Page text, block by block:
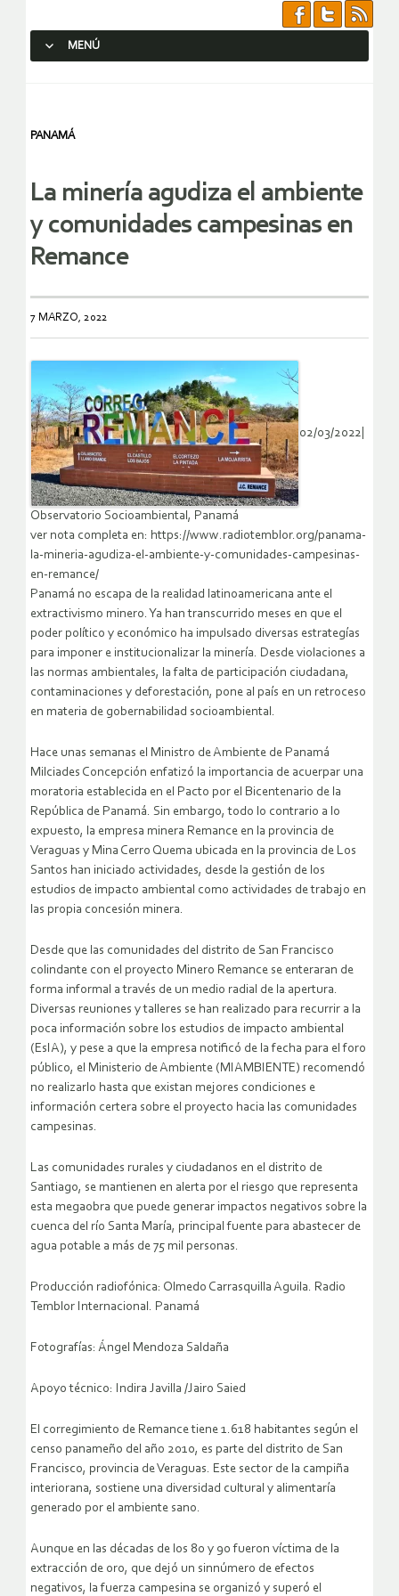
MENÚ
PANAMÁ
La minería agudiza el ambiente
y comunidades campesinas en
Remance
7 MARZO, 2022
02/03/2022|
Observatorio Socioambiental, Panamá
ver nota completa en: https://www.radiotemblor.org/panama-
la-mineria-agudiza-el-ambiente-y-comunidades-campesinas-
en-remance/
Panamá no escapa de la realidad latinoamericana ante el
extractivismo minero. Ya han transcurrido meses en que el
poder político y económico ha impulsado diversas estrategías
para imponer e institucionalizar la minería. Desde violaciones a
las normas ambientales, la falta de participación ciudadana,
contaminaciones y deforestación, pone al país en un retroceso
en materia de gobernabilidad socioambiental.
Hace unas semanas el Ministro de Ambiente de Panamá
Milciades Concepción enfatizó la importancia de acuerpar una
moratoria establecida en el Pacto por el Bicentenario de la
República de Panamá. Sin embargo, todo lo contrario a lo
expuesto, la empresa minera Remance en la provincia de
Veraguas y Mina Cerro Quema ubicada en la provincia de Los
Santos han iniciado actividades, desde la gestión de los
estudios de impacto ambiental como actividades de trabajo en
las propia concesión minera.
Desde que las comunidades del distrito de San Francisco
colindante con el proyecto Minero Remance se enteraran de
forma informal a través de un medio radial de la apertura.
Diversas reuniones y talleres se han realizado para recurrir a la
poca información sobre los estudios de impacto ambiental
(EsIA), y pese a que la empresa notificó de la fecha para el foro
público, el Ministerio de Ambiente (MIAMBIENTE) recomendó
no realizarlo hasta que existan mejores condiciones e
información certera sobre el proyecto hacia las comunidades
campesinas.
Las comunidades rurales y ciudadanos en el distrito de
Santiago, se mantienen en alerta por el riesgo que representa
esta megaobra que puede generar impactos negativos sobre la
cuenca del río Santa María, principal fuente para abastecer de
agua potable a más de 75 mil personas.
Producción radiofónica: Olmedo Carrasquilla Aguila. Radio
Temblor Internacional. Panamá
Fotografías: Ángel Mendoza Saldaña
Apoyo técnico: Indira Javilla /Jairo Saied
El corregimiento de Remance tiene 1.618 habitantes según el
censo panameño del año 2010, es parte del distrito de San
Francisco, provincia de Veraguas. Este sector de la campiña
interiorana, sostiene una diversidad cultural y alimentaría
generado por el ambiente sano.
Aunque en las décadas de los 80 y 90 fueron víctima de la
extracción de oro, que dejó un sinnúmero de efectos
negativos, la fuerza campesina se organizó y superó el